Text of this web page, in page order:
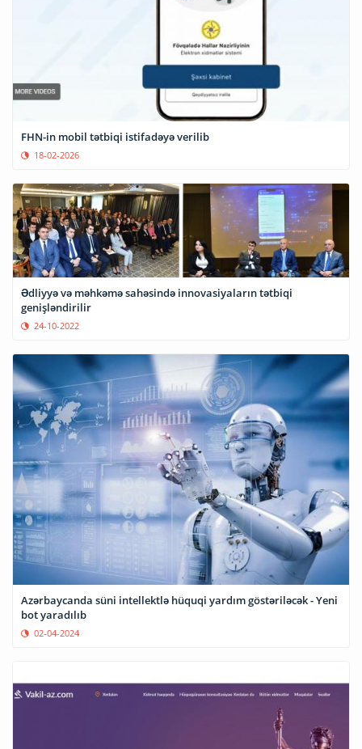
FHN-in mobil tətbiqi istifadəyə verilib
18-02-2026
Ədliyyə və məhkəmə sahəsində innovasiyaların tətbiqi
genişləndirilir
24-10-2022
Azərbaycanda süni intellektlə hüquqi yardım göstəriləcək - Yeni
bot yaradılıb
02-04-2024